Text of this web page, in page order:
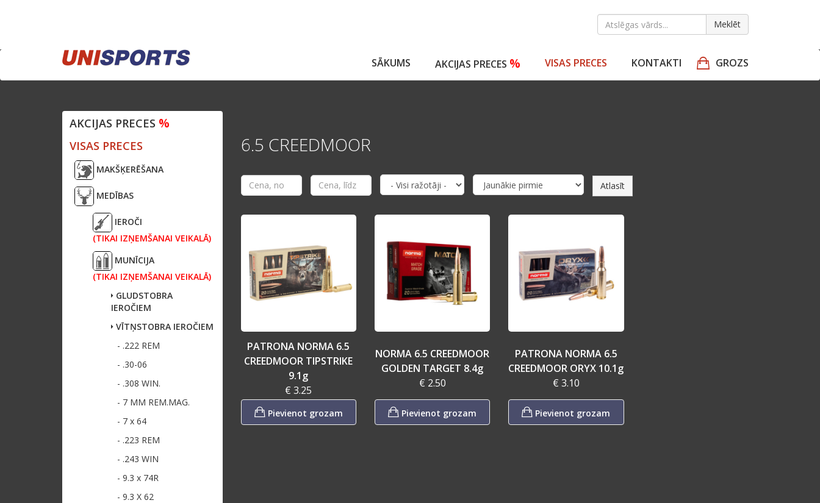
Meklēt
SĀKUMS AKCIJAS PRECES % VISAS PRECES KONTAKTI GROZS
AKCIJAS PRECES %
VISAS PRECES
MAKŠĶERĒŠANA
MEDĪBAS
IEROČI
(TIKAI IZŅEMŠANAI VEIKALĀ)
MUNĪCIJA
(TIKAI IZŅEMŠANAI VEIKALĀ)
GLUDSTOBRA
IEROČIEM
VĪTŅSTOBRA IEROČIEM
- .222 REM
- .30-06
- .308 WIN.
- 7 MM REM.MAG.
- 7 x 64
- .223 REM
- .243 WIN
- 9.3 x 74R
- 9.3 X 62
6.5 CREEDMOOR
PATRONA NORMA 6.5
CREEDMOOR TIPSTRIKE
9.1g
€ 3.25
Pievienot grozam
NORMA 6.5 CREEDMOOR
GOLDEN TARGET 8.4g
€ 2.50
Pievienot grozam
PATRONA NORMA 6.5
CREEDMOOR ORYX 10.1g
€ 3.10
Pievienot grozam